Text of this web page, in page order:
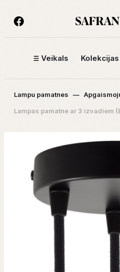
Veikals Kolekcijas
Lampu pamatnes —
Lampas pamatne ar 3 izvadiem